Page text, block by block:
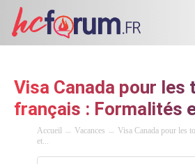
Visa Canada pour les
français : Formalités
Accueil Vacances
Visa Canada pour les
et...